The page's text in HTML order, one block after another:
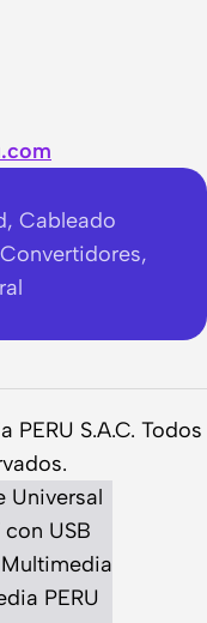
Cableado
S.A.C. Todos